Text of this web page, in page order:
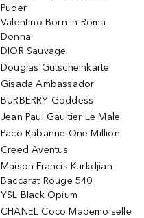
Puder
Valentino Born In Roma
Donna
DIOR Sauvage
Douglas Gutscheinkarte
Gisada Ambassador
BURBERRY Goddess
Jean Paul Gaultier Le Male
Paco Rabanne One Million
Creed Aventus
Maison Francis Kurkdjian
Baccarat Rouge 540
YSL Black Opium
CHANEL Coco Mademoiselle